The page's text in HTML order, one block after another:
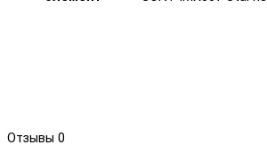
Отзывы 0